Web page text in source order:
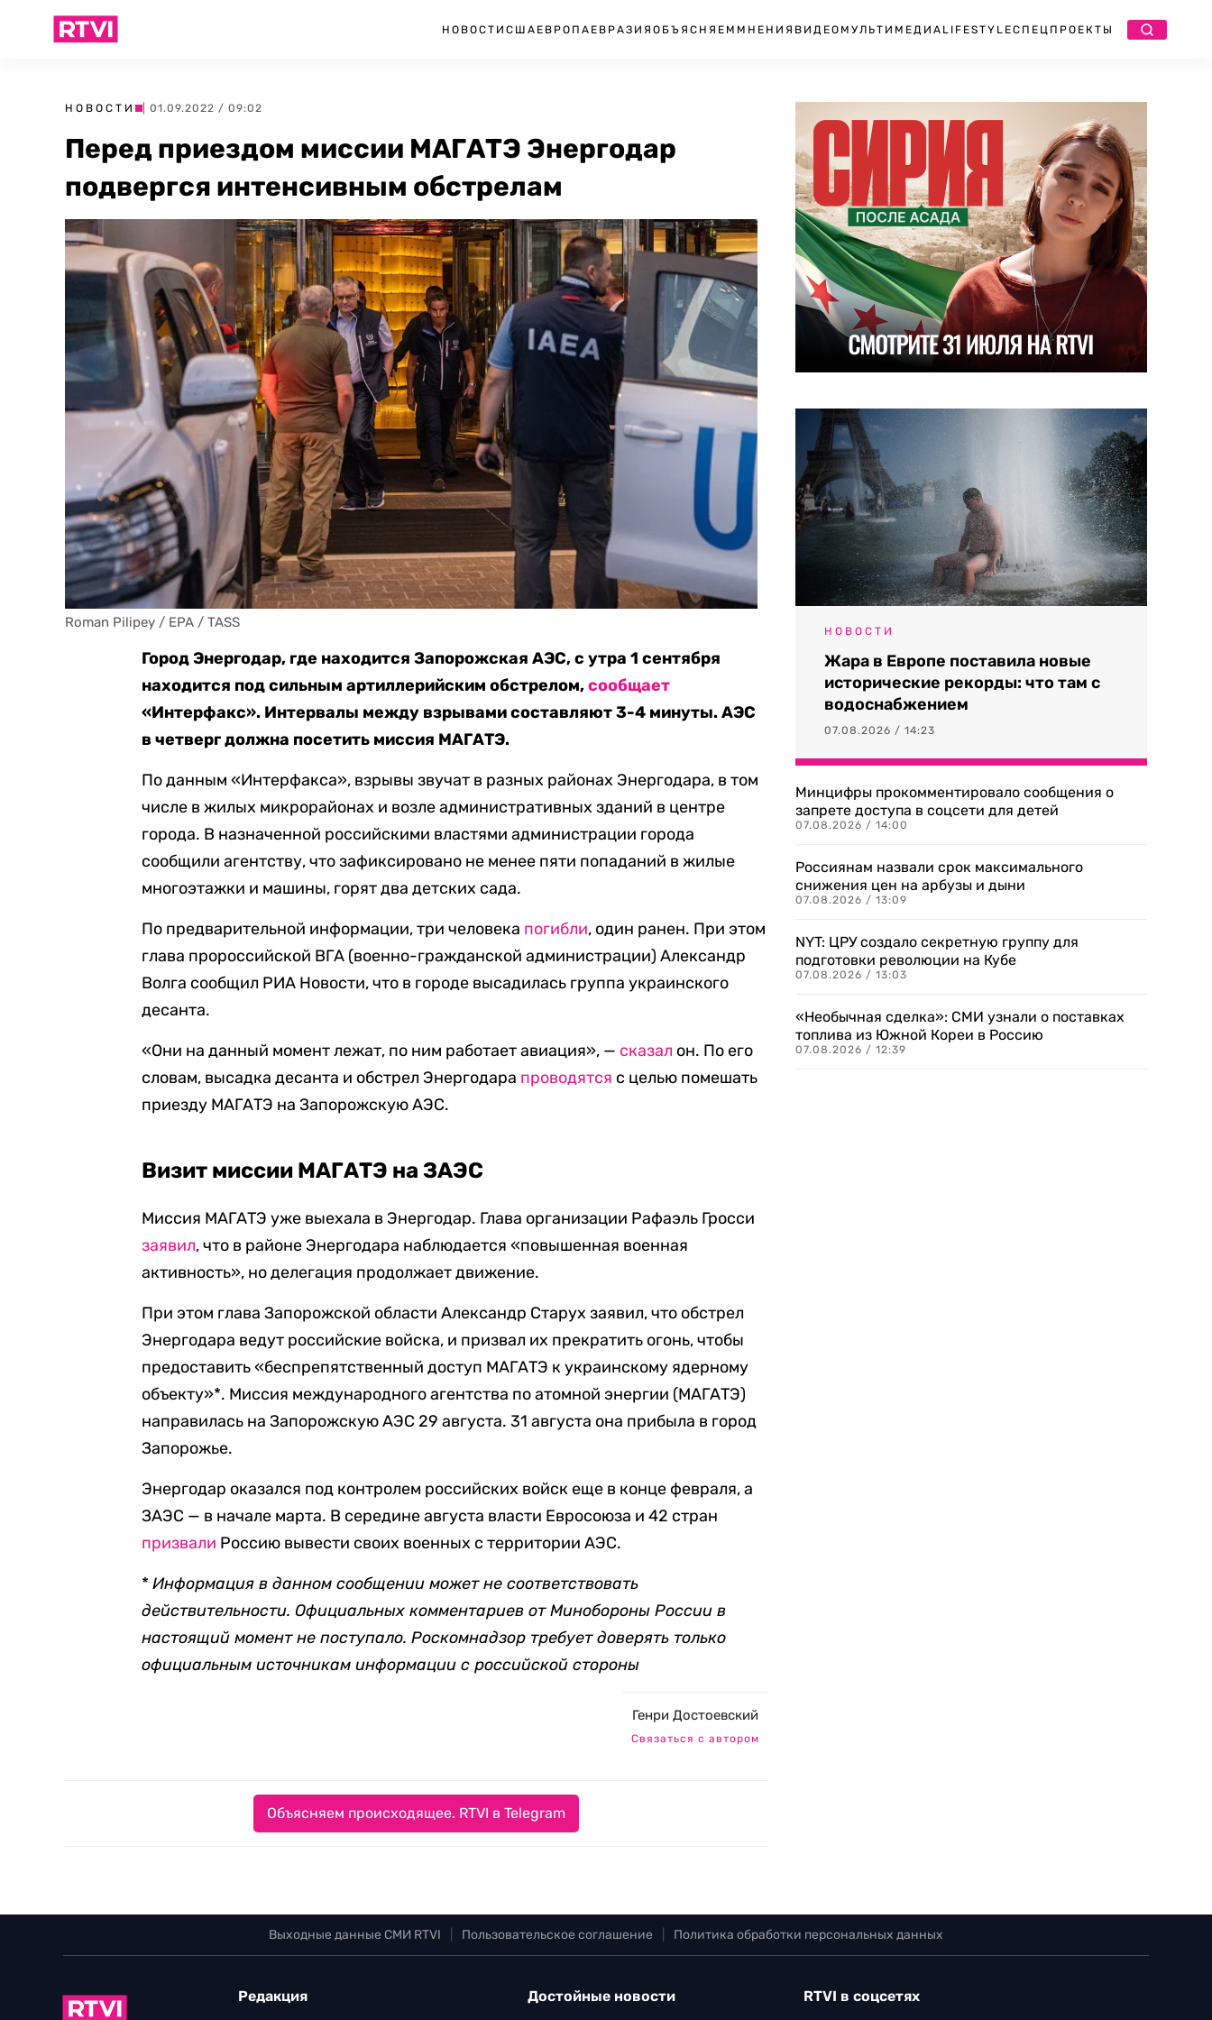
НОВОСТИ США ЕВРОПА ЕВРАЗИЯ ОБЪЯСНЯЕМ МНЕНИЯ ВИДЕО МУЛЬТИМЕДИА LIFESTYLEСПЕЦПРОЕКТЫ
НОВОСТИ | 01.09.2022 / 09:02
Перед приездом миссии МАГАТЭ Энергодар
подвергся интенсивным обстрелам
Roman Pilipey / EPA / TASS
Город Энергодар, где находится Запорожская АЭС, с утра 1 сентября
находится под сильным артиллерийским обстрелом,сообщает
«Интерфакс». Интервалы между взрывами составляют 3-4 минуты. АЭС
в четверг должна посетить миссия МАГАТЭ.
По данным «Интерфакса», взрывы звучат в разных районах Энергодара, в том
числе в жилых микрорайонах и возле административных зданий в центре
города. В назначенной российскими властями администрации города
сообщили агентству, что зафиксировано не менее пяти попаданий в жилые
многоэтажки и машины, горят два детских сада.
По предварительной информации, три человека погибли, один ранен. При этом
глава пророссийской ВГА (военно-гражданской администрации) Александр
Волга сообщил РИА Новости, что в городе высадилась группа украинского
десанта.
«Они на данный момент лежат, по ним работает авиация», — сказал он. По его
словам, высадка десанта и обстрел Энергодара проводятся с целью помешать
приезду МАГАТЭ на Запорожскую АЭС.
Визит миссии МАГАТЭ на ЗАЭС
Миссия МАГАТЭ уже выехала в Энергодар. Глава организации Рафаэль Гросси
заявил, что в районе Энергодара наблюдается«повышенная военная
активность», но делегация продолжает движение.
При этом глава Запорожской области Александр Старух заявил, что обстрел
Энергодара ведут российские войска, и призвал их прекратить огонь, чтобы
предоставить «беспрепятственный доступ МАГАТЭ к украинскому ядерному
объекту»*. Миссия международного агентства по атомной энергии (МАГАТЭ)
направилась на Запорожскую АЭС 29 августа. 31 августа она прибыла в город
Запорожье.
Энергодар оказался под контролем российских войск еще в конце февраля, а
ЗАЭС — в начале марта. В середине августа власти Евросоюза и 42 стран
призвали Россию вывести своих военных с территории АЭС.
*Информация в данном сообщении может не соответствовать
действительности. Официальных комментариев от Минобороны России в
настоящий момент не поступало. Роскомнадзор требует доверять только
официальным источникам информации с российской стороны
Генри Достоевский
Связаться с автором
Объясняем происходящее. RTVI в Telegram
НОВОСТИ
Жара в Европе поставила новые
исторические рекорды: что там с
водоснабжением
07.08.2026 / 14:23
Минцифры прокомментировало сообщения о
запрете доступа в соцсети для детей
07.08.2026 / 14:00
Россиянам назвали срок максимального
снижения цен на арбузы и дыни
07.08.2026 / 13:09
NYT: ЦРУ создало секретную группу для
подготовки революции на Кубе
07.08.2026 / 13:03
«Необычная сделка»: СМИ узнали о поставках
топлива из Южной Кореи в Россию
07.08.2026 / 12:39
Выходные данные СМИ RTVI Пользовательское соглашение Политика обработки персональных данных
Редакция Достойные новости RTVI в соцсетях